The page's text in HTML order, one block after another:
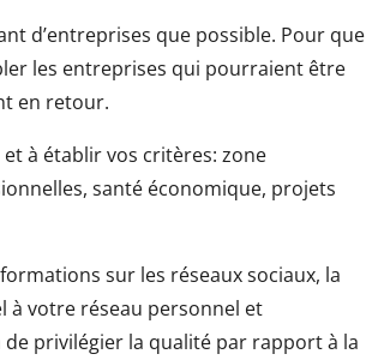
d’entreprises que possible. Pour que
les entreprises qui pourraient être
en retour.
à établir vos critères: zone
santé économique, projets
sur les réseaux sociaux, la
à votre réseau personnel et
privilégier la qualité par rapport à la